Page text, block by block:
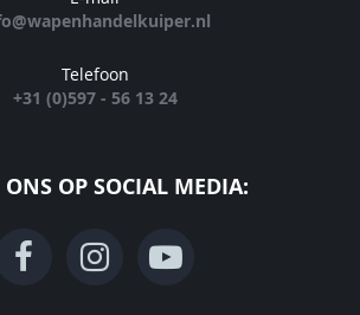
Telefoon
+31 (0)597 - 56 13 24
OP SOCIAL MEDIA: